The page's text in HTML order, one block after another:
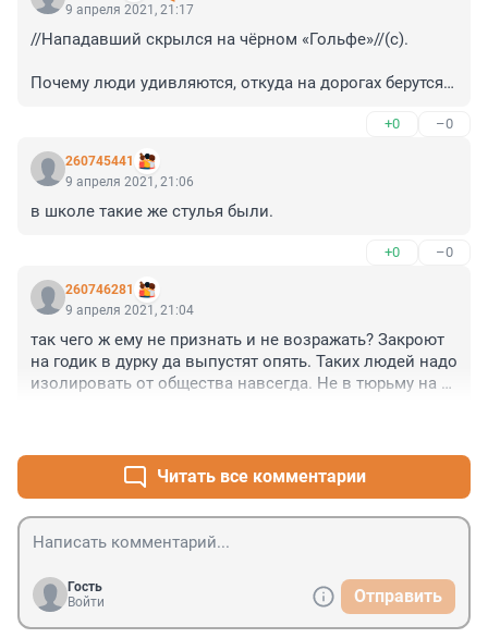
9 апреля 2021, 21:17
//Нападавший скрылся на чёрном «Гольфе»//(с).
Почему люди удивляются, откуда на дорогах берутся
+0 –0
260745441
9 апреля 2021, 21:06
в школе такие же стулья были.
+0 –0
260746281
9 апреля 2021, 21:04
так чего ж ему не признать и не возражать? Закроют
на годик в дурку да выпустят опять. Таких людей надо
изолировать от общества навсегда. Не в тюрьму на
Читать все комментарии
Гость
Войти
Отправить